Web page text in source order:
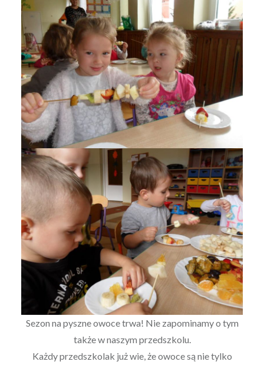
Sezon na pyszne owoce trwa! Nie zapominamy o tym
także w naszym przedszkolu.
Każdy przedszkolak już wie, że owoce są nie tylko